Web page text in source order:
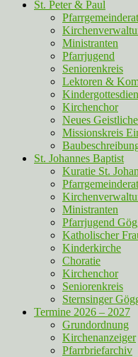
St. Peter & Paul
Pfarrgemeinderat
Ministranten
Pfarrjugend
Seniorenkreis
Lektoren &
Kirchenchor
Neues
Missionskreis
St. Johannes Baptist
Kuratie St.
Pfarrgemeinderat
Ministranten
Pfarrjugend
Katholischer
Kinderkirche
Choratie
Kirchenchor
Seniorenkreis
Sternsinger
Termine 2026 – 2027
Grundordnung
Kirchenanzeiger
Pfarrbriefarchiv